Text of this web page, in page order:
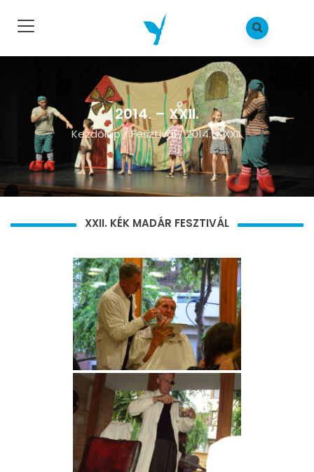
2014. – XXII.
Kezdõlap/Fesztivál/2014. – XXII.
XXII. KÉK MADÁR FESZTIVÁL